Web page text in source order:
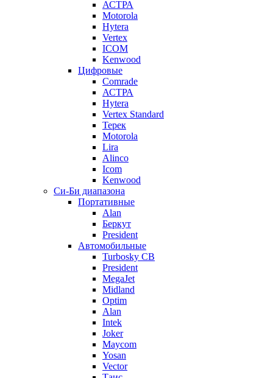
АСТРА
Motorola
Hytera
Vertex
ICOM
Kenwood
Цифровые
Comrade
АСТРА
Hytera
Vertex Standard
Терек
Motorola
Lira
Alinco
Icom
Kenwood
Си-Би диапазона
Портативные
Alan
Беркут
President
Автомобильные
Turbosky CB
President
MegaJet
Midland
Optim
Alan
Intek
Joker
Maycom
Yosan
Vector